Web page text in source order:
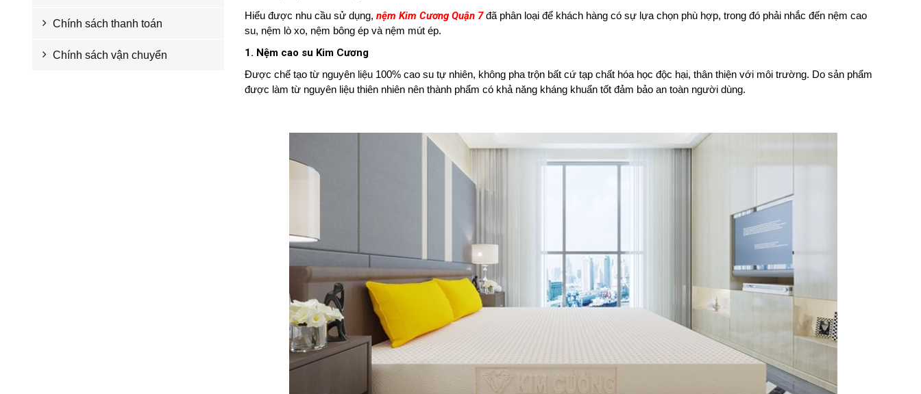
Chính sách thanh toán
Chính sách vận chuyển
Hiểu được nhu cầu sử dụng, nệm Kim Cương Quận 7 đã phân loại để khách hàng có sự lựa chọn phù hợp, trong đó phải nhắc đến nệm cao
su, nệm lò xo, nệm bông ép và nệm mút ép.
1. Nệm cao su Kim Cương
Được chế tạo từ nguyên liệu 100% cao su tự nhiên, không pha trộn bất cứ tạp chất hóa học độc hại, thân thiện với môi trường. Do sản phẩm
được làm từ nguyên liệu thiên nhiên nên thành phẩm có khả năng kháng khuẩn tốt đảm bảo an toàn người dùng.